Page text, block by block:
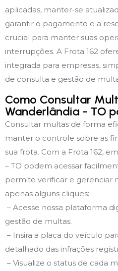
aplicadas, manter-se
garantir o pagamento e a
crucial para manter suas
interrupções. A Frota 162
integrada para empresas,
de consulta e gestão de
Como Consultar
Wanderlândia - TO
Consultar multas de forma
manter o controle sobre as
sua frota. Com a Frota 162,
– TO podem acessar
permite verificar e gerenciar
apenas alguns cliques:
– Acesse nossa plataforma
gestão de multas.
– Insira a placa do veículo
detalhado das infrações
– Visualize o status de cada